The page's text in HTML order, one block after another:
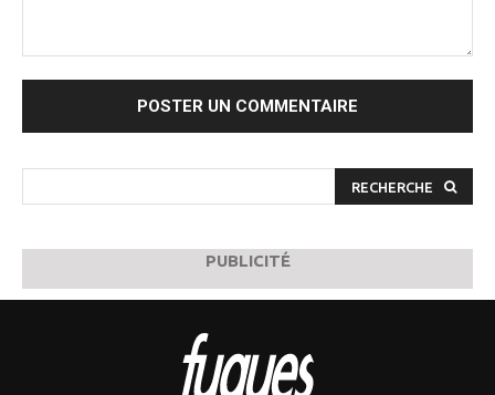
RECHERCHE
PUBLICITÉ